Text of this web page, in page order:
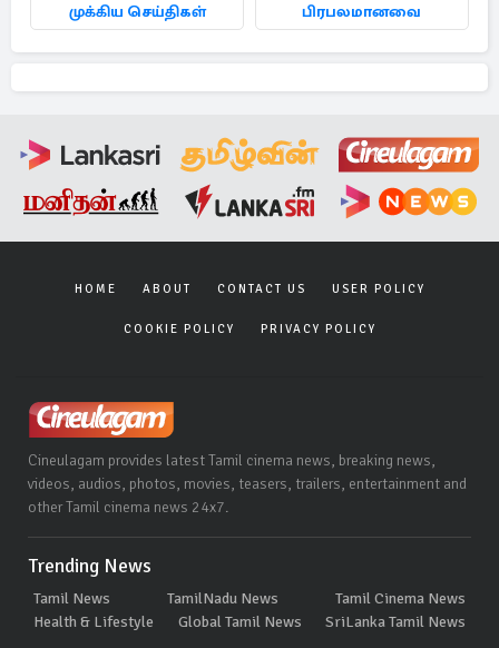
முக்கிய செய்திகள் பிரபலமானவை
HOME ABOUT CONTACT US USER POLICY
COOKIE POLICY PRIVACY POLICY
Cineulagam provides latest Tamil cinema news, breaking news,
videos, audios, photos, movies, teasers, trailers, entertainment and
other Tamil cinema news 24x7.
Trending News
Tamil News TamilNadu News
Tamil Cinema News
Health & Lifestyle
Global Tamil News SriLanka Tamil News